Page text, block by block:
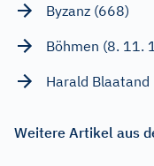
Byzanz (668)
Böhmen (8. 11.
Harald Blaatand
Weitere Artikel aus